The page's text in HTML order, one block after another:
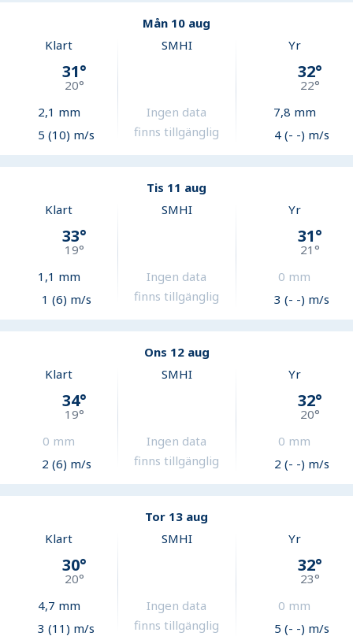
Mån 10 aug
Klart
31°
20°
2,1 mm
5 (10) m/s
SMHI
Ingen data
finns tillgänglig
Yr
32°
22°
7,8 mm
4 (- -) m/s
Tis 11 aug
Klart
33°
19°
1,1 mm
1 (6) m/s
SMHI
Ingen data
finns tillgänglig
Yr
31°
21°
0 mm
3 (- -) m/s
Ons 12 aug
Klart
34°
19°
0 mm
2 (6) m/s
SMHI
Ingen data
finns tillgänglig
Yr
32°
20°
0 mm
2 (- -) m/s
Tor 13 aug
Klart
30°
20°
4,7 mm
3 (11) m/s
SMHI
Ingen data
finns tillgänglig
Yr
32°
23°
0 mm
5 (- -) m/s